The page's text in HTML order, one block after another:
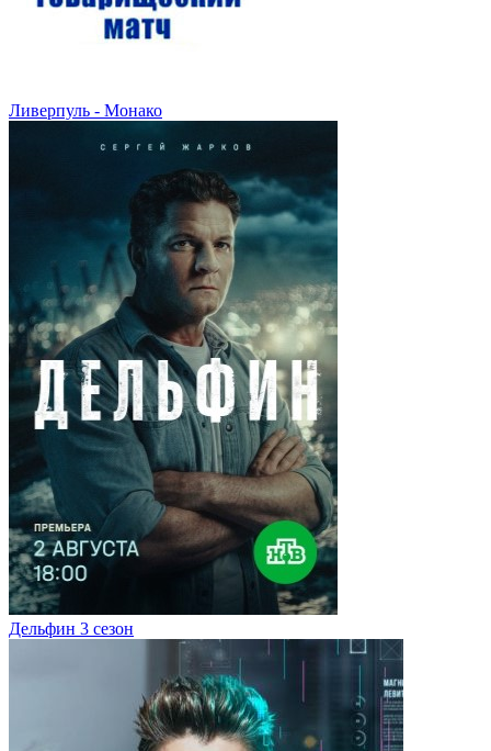
Ливерпуль - Монако
Дельфин 3 сезон